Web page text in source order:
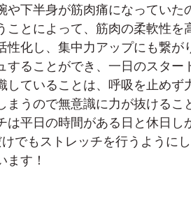
や下半身が筋肉痛になってい
ことによって、筋肉の柔軟性
性化し、集中力アップにも繋
することができ、一日のスタ
していることは、呼吸を止め
まうので無意識に力が抜けるこ
は平日の時間がある日と休日
でもストレッチを行うように
ます！